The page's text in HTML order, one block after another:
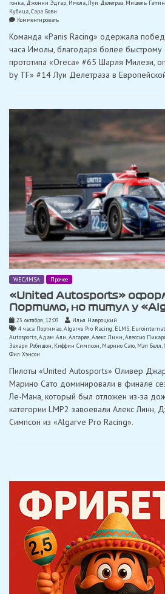
гонка, Джонни Эдгар, Имола,Луи Делетраз, Мишель
Кубица,Сара Бови
Комментироватьon
«Panis
racing»
выиграла
4
Имолы,
«Iron
Команда «Panis Racing» одержала
часа Имолы, благодаря более быстрому
прототипа «Oreca» #65 Шарля Милези,
by TF» #14 Луи Делетраза в
WEC/IMSA Прочее
«United Autosports»
Портимо, но титул у
23 октября, 12:03
Илья Навроцкий
4 часа Портимао,Algarve Pro Racing, ELMS,
Autosports,Адам Али,Алгарве,Алекс Линн,Алессио
Захари Робишон, Киффин Симпсон, Марино Сато, Мэтт Белл,
Фил Хэнсон
Пилоты «United Autosports» Оливер
Марино Сато доминировали в финале
Ле-Мана, который был отложен из-за
категории LMP2 завоевали Алекс
Симпсон из «Algarve Pro Racing».